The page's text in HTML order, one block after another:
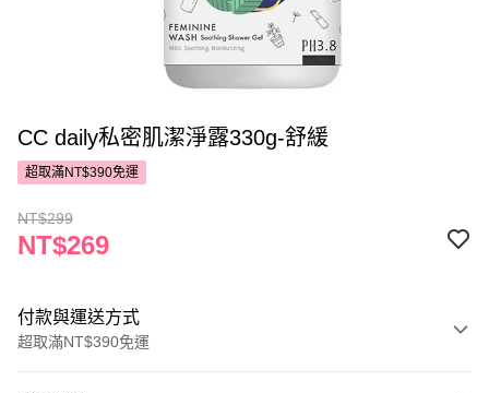
CC daily私密肌潔淨露330g-舒緩
超取滿NT$390免運
NT$299
NT$269
付款與運送方式
超取滿NT$390免運